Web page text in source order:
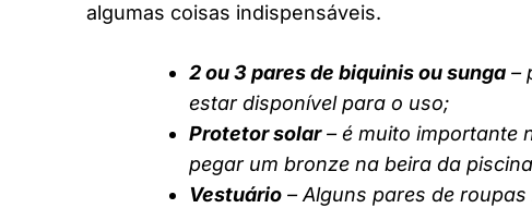
algumas coisas indispensáveis.
2 ou 3 pares de biquinis ou sunga –
estar disponível para o uso;
Protetor solar– é muito importante
pegar um bronze na beira da
Vestuário – Alguns pares de